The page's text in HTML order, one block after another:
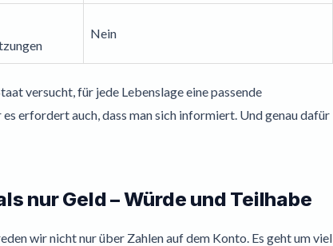
Nein
versucht, für jede Lebenslage eine passende
erfordert auch, dass man sich informiert. Und genau dafür
nur Geld – Würde und Teilhabe
wir nicht nur über Zahlen auf dem Konto. Es geht um viel